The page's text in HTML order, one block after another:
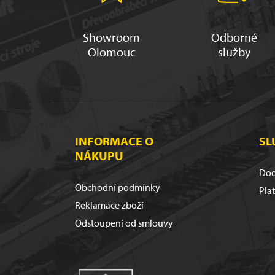
Showroom
Olomouc
Odborné
služby
INFORMACE O
NÁKUPU
Obchodní podmínky
Reklamace zboží
Odstoupení od smlouvy